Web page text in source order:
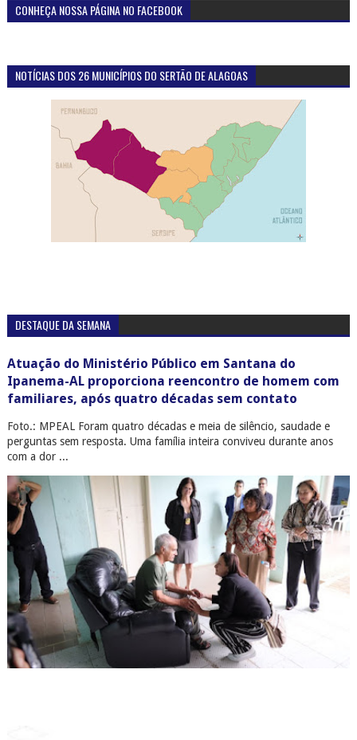
CONHEÇA NOSSA PÁGINA NO FACEBOOK
NOTÍCIAS DOS 26 MUNICÍPIOS DO SERTÃO DE ALAGOAS
DESTAQUE DA SEMANA
Atuação do Ministério Público em Santana do
Ipanema-AL proporciona reencontro de homem com
familiares, após quatro décadas sem contato
Foto.: MPEAL Foram quatro décadas e meia de silêncio, saudade e
perguntas sem resposta. Uma família inteira conviveu durante anos
com a dor ...